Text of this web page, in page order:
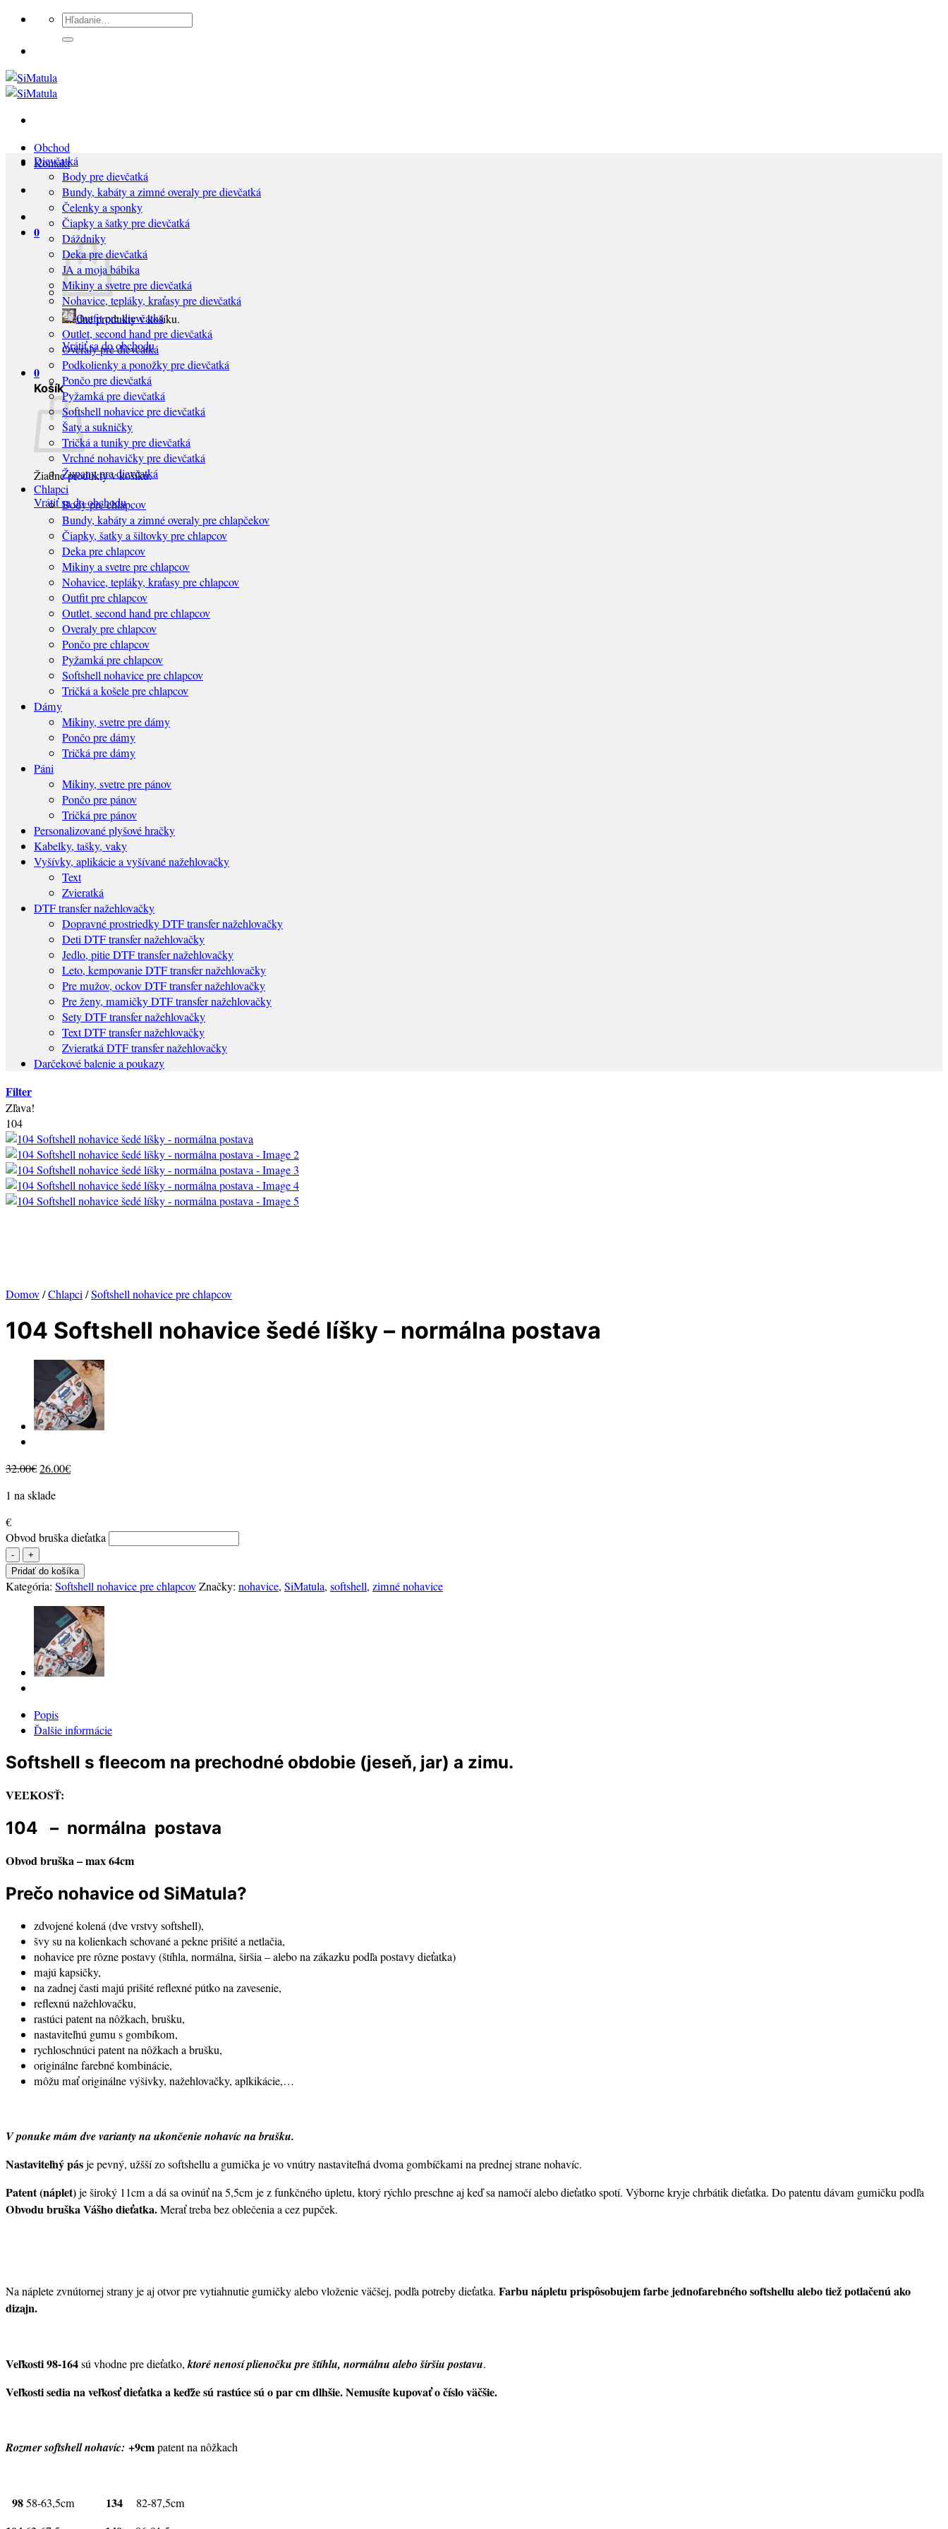
Preskočiť
obsah
Hľadať:
Obchod
Kontakt
0
Žiadne produkty v košíku.
Vrátiť sa do obchodu
0
Košík
Žiadne produkty v košíku.
Vrátiť sa do obchodu
Dievčatká
Body pre dievčatká
Bundy, kabáty a zimné overaly pre dievčatká
Čelenky a sponky
Čiapky a šatky pre dievčatká
Dáždniky
Deka pre dievčatká
JA a moja bábika
Mikiny a svetre pre dievčatká
Nohavice, tepláky, kraťasy pre dievčatká
Outfit pre dievčatká
Outlet, second hand pre dievčatká
Overaly pre dievčatká
Podkolienky a ponožky pre dievčatká
Pončo pre dievčatká
Pyžamká pre dievčatká
Softshell nohavice pre dievčatká
Šaty a sukničky
Tričká a tuniky pre dievčatká
Vrchné nohavičky pre dievčatká
Župany pre dievčatká
Chlapci
Body pre chlapcov
Bundy, kabáty a zimné overaly pre chlapčekov
Čiapky, šatky a šiltovky pre chlapcov
Deka pre chlapcov
Mikiny a svetre pre chlapcov
Nohavice, tepláky, kraťasy pre chlapcov
Outfit pre chlapcov
Outlet, second hand pre chlapcov
Overaly pre chlapcov
Pončo pre chlapcov
Pyžamká pre chlapcov
Softshell nohavice pre chlapcov
Tričká a košele pre chlapcov
Dámy
Mikiny, svetre pre dámy
Pončo pre dámy
Tričká pre dámy
Páni
Mikiny, svetre pre pánov
Pončo pre pánov
Tričká pre pánov
Personalizované plyšové hračky
Kabelky, tašky, vaky
Vyšívky, aplikácie a vyšívané nažehlovačky
Text
Zvieratká
DTF transfer nažehlovačky
Dopravné prostriedky DTF transfer nažehlovačky
Deti DTF transfer nažehlovačky
Jedlo, pitie DTF transfer nažehlovačky
Leto, kempovanie DTF transfer nažehlovačky
Pre mužov, ockov DTF transfer nažehlovačky
Pre ženy, mamičky DTF transfer nažehlovačky
Sety DTF transfer nažehlovačky
Text DTF transfer nažehlovačky
Zvieratká DTF transfer nažehlovačky
Darčekové balenie a poukazy
Filter
Zľava!
104
Domov/Chlapci/Softshell nohavice pre chlapcov
104 Softshell nohavice šedé líšky – normálna postava
32.00€Original
was:
26.00€Current
1 na sklade
€
Obvod bruška dieťatka
množstvo
104
Softshell
normálna
postava
Pridať do košíka
Kategória: Softshell nohavice pre chlapcovZnačky: nohavice, SiMatula, softshell, zimné nohavice
Popis
Ďalšie informácie
Softshell s fleecom na prechodné obdobie (jeseň, jar) a zimu.
VEĽKOSŤ:
104 – normálna postava
Obvod bruška – max 64cm
Prečo nohavice od SiMatula?
zdvojené kolená (dve vrstvy softshell),
švy su na kolienkach schované a pekne prišité a netlačia,
nohavice pre rôzne postavy (štíhla, normálna, širšia – alebo na zákazku podľa postavy dieťatka)
majú kapsičky,
na zadnej časti majú prišité reflexné pútko na zavesenie,
reflexnú nažehlovačku,
rastúci patent na nôžkach, brušku,
nastaviteľnú gumu s gombíkom,
rychloschnúci patent na nôžkach a brušku,
originálne farebné kombinácie,
môžu mať originálne výšivky, nažehlovačky, aplkikácie,…
V ponuke mám dve varianty na ukončenie nohavíc na brušku.
Nastaviteľný pásje pevný, užšší zo softshellu a gumička je vo vnútry nastaviteľná dvoma gombíčkami na prednej strane nohavíc.
Patent (náplet)je široký 11cm a dá sa ovinúť na 5,5cm je z funkčného úpletu, ktorý rýchlo preschne aj keď sa namočí alebo dieťatko spotí. Výborne kryje chrbátik dieťatka. Do patentu dávam gumičku podľa
Obvodu bruška Vášho dieťatka.Merať treba bez oblečenia a cez pupček.
Na náplete zvnútornej strany je aj otvor pre vytiahnutie gumičky alebo vloženie väčšej, podľa potreby dieťatka. Farbu nápletu prispôsobujem farbe jednofarebného softshellu alebo tiež potlačenú ako
dizajn.
Veľkosti98-164sú vhodne pre dieťatko,ktoré nenosí plienočku pre štíhlu, normálnu alebo širšiu postavu.
Veľkosti sedia na veľkosť dieťatka a keďže sú rastúce sú o par cm dlhšie. Nemusíte kupovať o číslo väčšie.
Rozmer softshell nohavíc: +9cmpatent na nôžkach
9858-63,5cm 134 82-87,5cm